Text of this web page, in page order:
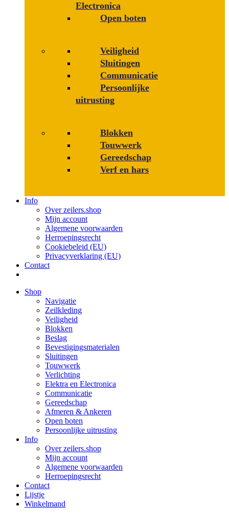
Electronica
Open boten
Veiligheid
Sluitingen
Communicatie
Persoonlijke
uitrusting
Blokken
Touwwerk
Gereedschap
Verf en hars
Info
Over zeilers.shop
Mijn account
Algemene voorwaarden
Herroepingsrecht
Cookiebeleid (EU)
Privacyverklaring (EU)
Contact
Shop
Navigatie
Zeilkleding
Veiligheid
Blokken
Beslag
Bevestigings­­materialen
Sluitingen
Touwwerk
Verlichting
Elektra en Electronica
Communicatie
Gereedschap
Afmeren & Ankeren
Open boten
Persoonlijke uitrusting
Info
Over zeilers.shop
Mijn account
Algemene voorwaarden
Herroepingsrecht
Contact
Lijstje
Winkelmand